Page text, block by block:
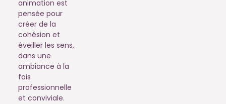
animation est
pensée pour
créer de la
cohésion et
éveiller les sens,
dans une
ambiance à la
fois
professionnelle
et conviviale.